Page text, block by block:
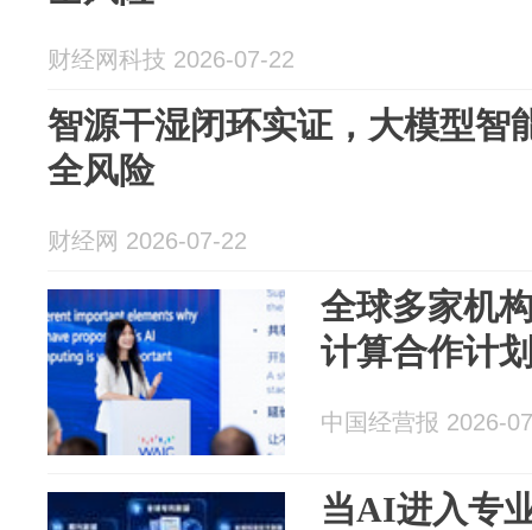
财经网科技 2026-07-22
智源干湿闭环实证，大模型智
全风险
财经网 2026-07-22
全球多家机
计算合作计
中国经营报 2026-
当AI进入专